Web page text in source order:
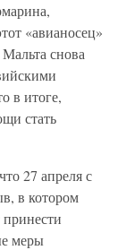
«авианосец»
снова
в итоге,
стать
27 апреля с
в котором
меры